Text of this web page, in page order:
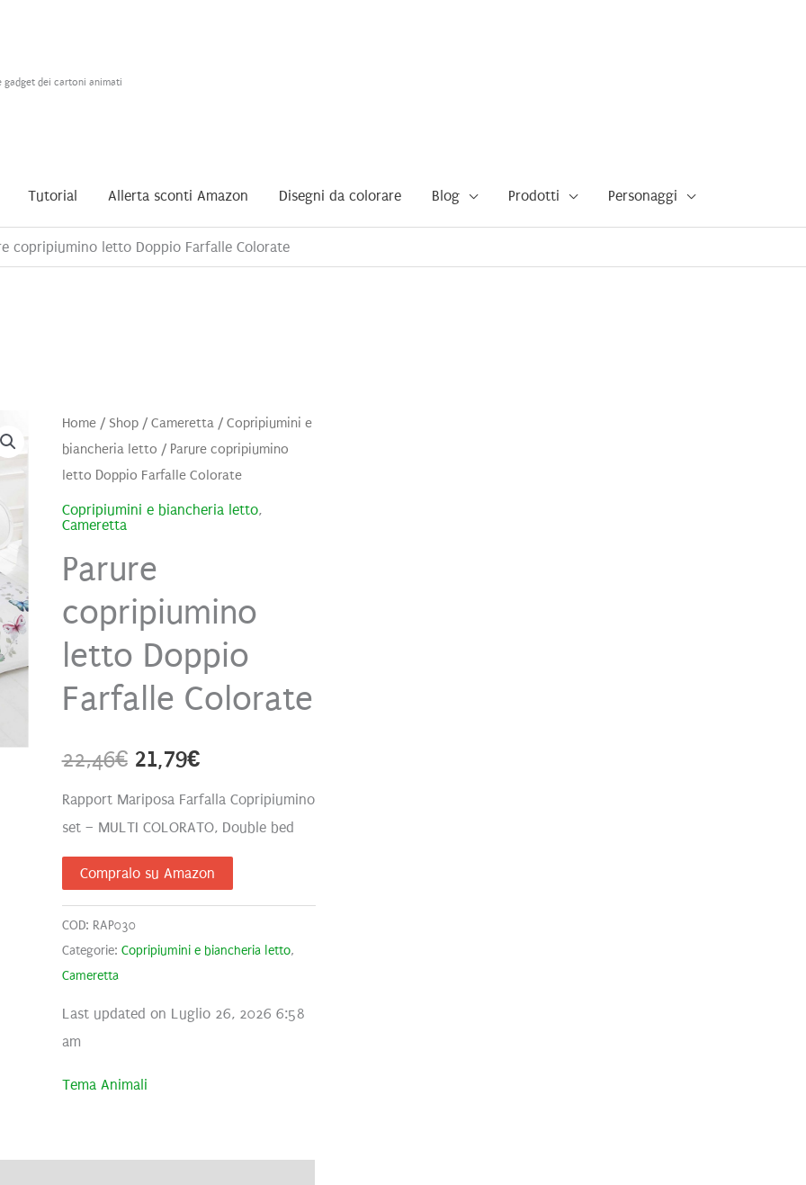
dei cartoni animati
Tutorial Allerta sconti Amazon Disegni da colorare Blog Prodotti Personaggi
copripiumino letto Doppio Farfalle Colorate
Home/ Shop/ Cameretta/ Copripiumini e
biancheria letto / Parure copripiumino
letto Doppio Farfalle Colorate
Copripiumini e biancheria letto,
Cameretta
Parure
copripiumino
letto Doppio
Farfalle Colorate
22,46€ Il
prezzo
era:
22,46€.
21,79€Il
prezzo
è:
Rapport Mariposa Farfalla Copripiumino
set – MULTI COLORATO, Double bed
Compralo su Amazon
COD: RAP030
Categorie: Copripiumini e biancheria letto,
Cameretta
Last updated on Luglio 26, 2026 6:58
am
Tema Animali